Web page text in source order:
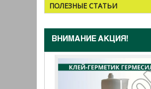
ПОЛЕЗНЫЕ СТАТЬИ
ВНИМАНИЕ АКЦИЯ!